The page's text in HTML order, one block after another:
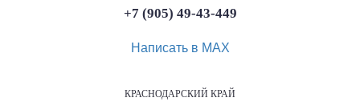
+7 (905) 49-43-449
Написать в МАХ
КРАСНОДАРСКИЙ КРАЙ